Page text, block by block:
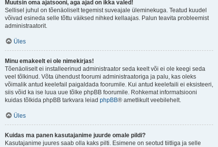
Muutsin oma ajatsooni, aga ajad on ikka valed!
Sellisel juhul on tõenäoliselt tegemist suveajale üleminekuga. Teatud kuudel
võivad esineda selle tõttu väiksed nihked kellaajas. Palun teavita probleemist
administraatorit.
Üles
Minu emakeelt ei ole nimekirjas!
Tõenäoliselt ei installeerinud administraator seda keelt või ei ole keegi seda
veel tõlkinud. Võta ühendust foorumi administraatoriga ja palu, kas oleks
võimalik antud keelefail paigaldada foorumile. Kui antud keelefaili ei eksisteeri,
siis võid ka ise luua uue tõlke phpBB foorumile. Rohkemat informatsiooni
kuidas tõlkida phpBB tarkvara leiad phpBB® ametlikult veebilehelt.
Üles
Kuidas ma panen kasutajanime juurde omale pildi?
Kasutajanime juures saab olla kaks pilti. Esimene on seotud tiitliga ja selle